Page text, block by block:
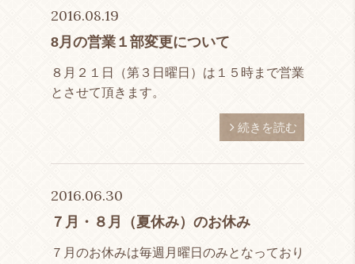
2016.08.19
8月の営業１部変更について
８月２１日（第３日曜日）は１５時まで営業
とさせて頂きます。
続きを読む
2016.06.30
７月・８月（夏休み）のお休み
７月のお休みは毎週月曜日のみとなっており